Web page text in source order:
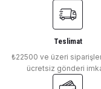
Teslimat
₺22500 ve üzeri
ücretsiz gönderi